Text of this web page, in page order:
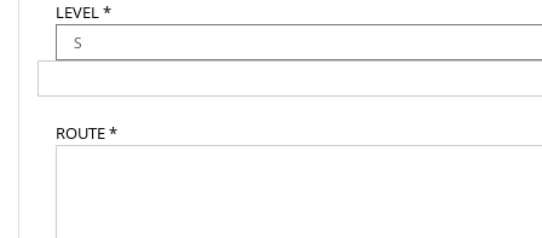
LEVEL *
ROUTE *